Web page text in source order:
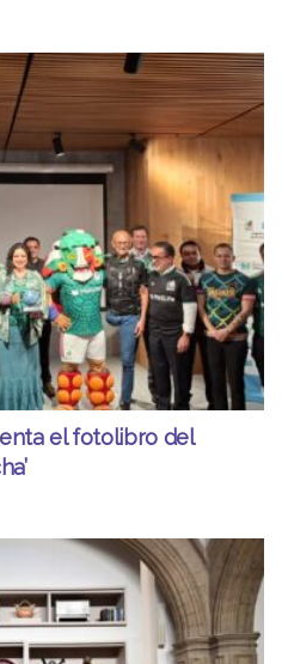
el fotolibro del